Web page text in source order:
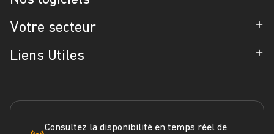
Partenaires
Blog
Engagement RSE
ERP
CRM
Votre secteur
Industrie
Liens Utiles
Marketplace
Consultez la disponibilité en temps réel de